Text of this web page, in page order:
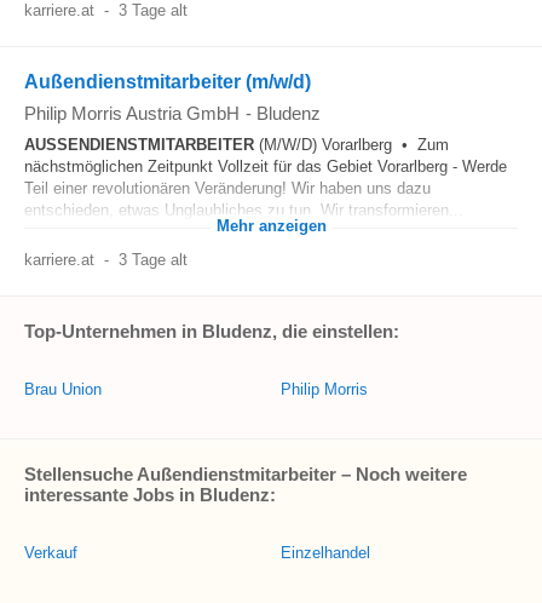
karriere.at - 3 Tage alt
Außendienstmitarbeiter (m/w/d)
Philip Morris Austria GmbH - Bludenz
AUSSENDIENSTMITARBEITER (M/W/D) Vorarlberg • Zum
nächstmöglichen Zeitpunkt Vollzeit für das Gebiet Vorarlberg - Werde
Teil einer revolutionären Veränderung! Wir haben uns dazu
entschieden, etwas Unglaubliches zu tun. Wir transformieren...
Mehr anzeigen
karriere.at - 3 Tage alt
Top-Unternehmen in Bludenz, die einstellen:
Brau Union Philip Morris
Stellensuche Außendienstmitarbeiter – Noch weitere
interessante Jobs in Bludenz:
Verkauf Einzelhandel